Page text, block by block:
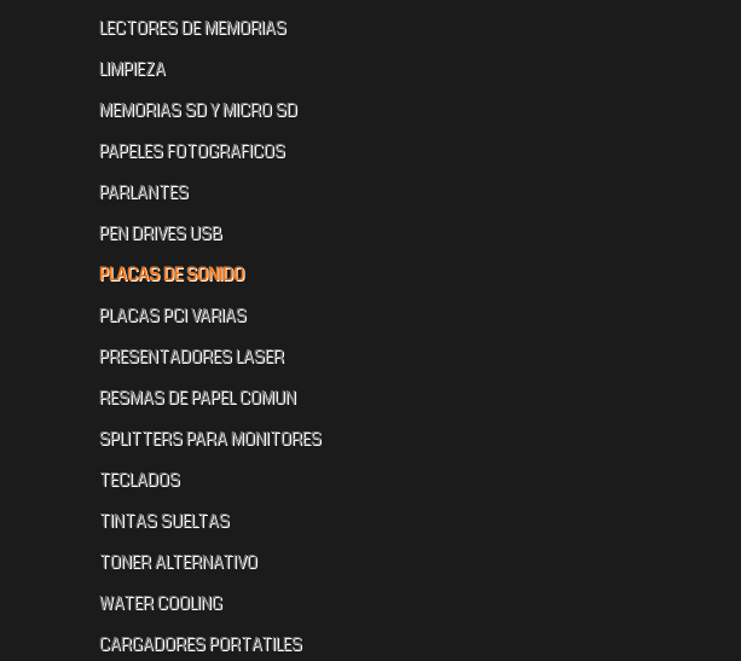
LECTORES DE MEMORIAS
LIMPIEZA
MEMORIAS SD Y MICRO SD
PAPELES FOTOGRAFICOS
PARLANTES
PEN DRIVES USB
PLACAS DE SONIDO
PLACAS PCI VARIAS
PRESENTADORES LASER
RESMAS DE PAPEL COMUN
SPLITTERS PARA MONITORES
TECLADOS
TINTAS SUELTAS
TONER ALTERNATIVO
WATER COOLING
CARGADORES PORTATILES